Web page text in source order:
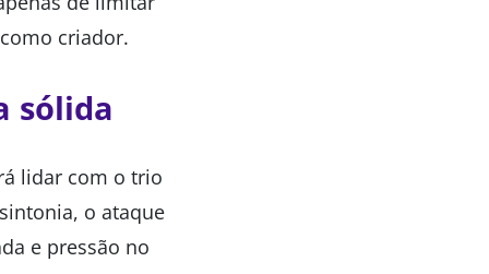
criador.
sólida
lidar com o trio
o ataque
e pressão no